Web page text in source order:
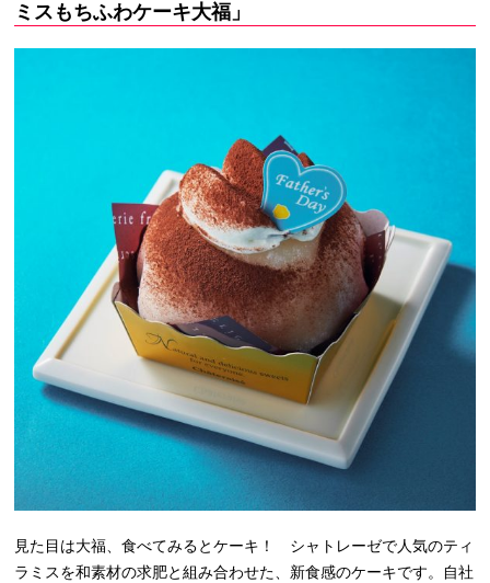
ミスもちふわケーキ大福」
見た目は大福、食べてみるとケーキ！ シャトレーゼで人気のティ
ラミスを和素材の求肥と組み合わせた、新食感のケーキです。自社